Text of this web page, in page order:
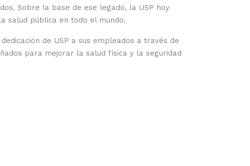
Sobre la base de ese legado, la USP hoy
salud pública en todo el mundo.
de USP a sus empleados a través de
para mejorar la salud física y la seguridad